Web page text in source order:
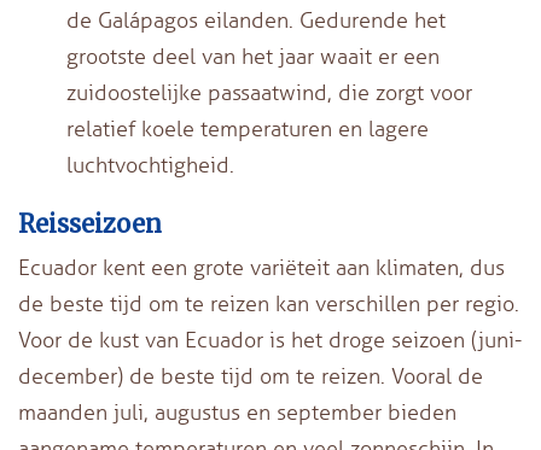
de Galápagos eilanden. Gedurende het
grootste deel van het jaar waait er een
zuidoostelijke passaatwind, die zorgt voor
relatief koele temperaturen en lagere
luchtvochtigheid.
Reisseizoen
Ecuador kent een grote variëteit aan klimaten, dus
de beste tijd om te reizen kan verschillen per regio.
Voor de kust van Ecuador is het droge seizoen (juni-
december) de beste tijd om te reizen. Vooral de
maanden juli, augustus en september bieden